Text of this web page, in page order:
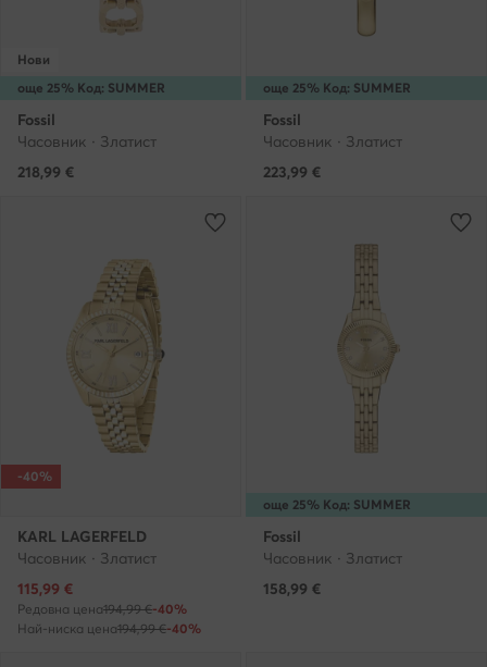
още 25% Код: SUMMER
Нови
Fossil
Часовник · Златист
218,99 €
още 25% Код: SUMMER
Fossil
Часовник · Златист
223,99 €
-40%
KARL LAGERFELD
Часовник · Златист
Актуална цена
115,99 €
Редовна цена194,99 €-40%
Най-ниска цена194,99 €-40%
още 25% Код: SUMMER
Fossil
Часовник · Златист
158,99 €